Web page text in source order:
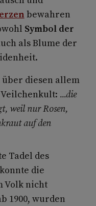
bewahren
Symbol der
als Blume der
diesen allem
...die
weil nur Rosen,
auf den
Tadel des
die
Volk nicht
1900, wurden